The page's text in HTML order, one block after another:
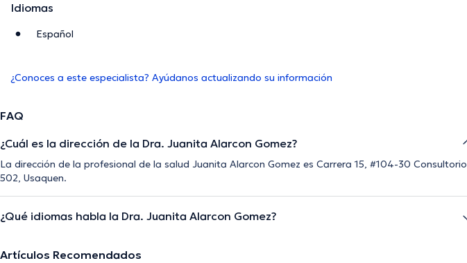
Idiomas
Español
¿Conoces a este especialista? Ayúdanos actualizando su información
FAQ
¿Cuál es la dirección de la Dra. Juanita Alarcon Gomez?
La dirección de la profesional de la salud Juanita Alarcon Gomez es Carrera 15, #104-30 Consultorio
502, Usaquen.
¿Qué idiomas habla la Dra. Juanita Alarcon Gomez?
Artículos Recomendados